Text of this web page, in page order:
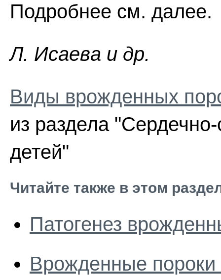
Подробнее см. далее.
Л. Иcaeвa и др.
Виды врожденных
из раздела
детей"
Читайте также в этом
Патогенез
Врожденные